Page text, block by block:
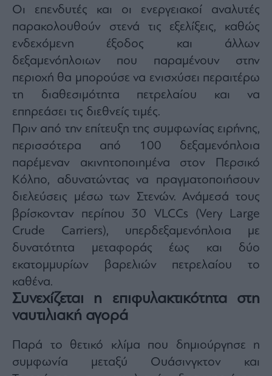
Οι επενδυτές και οι ενεργειακοί αναλυτές
παρακολουθούν στενά τις εξελίξεις, καθώς
ενδεχόμενη έξοδος και άλλων
δεξαμενόπλοιων που παραμένουν στην
περιοχή θα μπορούσε να ενισχύσει περαιτέρω
τη διαθεσιμότητα πετρελαίου και να
επηρεάσει τις διεθνείς τιμές.
Πριν από την επίτευξη της συμφωνίας ειρήνης,
περισσότερα από 100 δεξαμενόπλοια
παρέμεναν ακινητοποιημένα στον Περσικό
Κόλπο, αδυνατώντας να πραγματοποιήσουν
διελεύσεις μέσω των Στενών. Ανάμεσά τους
βρίσκονταν περίπου 30 VLCCs (Very Large
Crude Carriers), υπερδεξαμενόπλοια με
δυνατότητα μεταφοράς έως και δύο
εκατομμυρίων βαρελιών πετρελαίου το
καθένα.
Συνεχίζεται η επιφυλακτικότητα στη
ναυτιλιακή αγορά
Παρά το θετικό κλίμα που δημιούργησε η
συμφωνία μεταξύ Ουάσινγκτον και